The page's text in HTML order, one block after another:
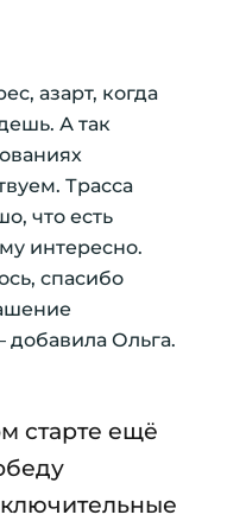
азарт, когда
А так
Трасса
что есть
интересно.
спасибо
Ольга.
старте ещё